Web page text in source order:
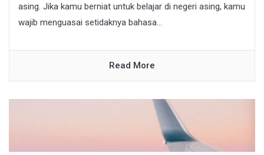
asing. Jika kamu berniat untuk belajar di negeri asing, kamu
wajib menguasai setidaknya bahasa...
Read More